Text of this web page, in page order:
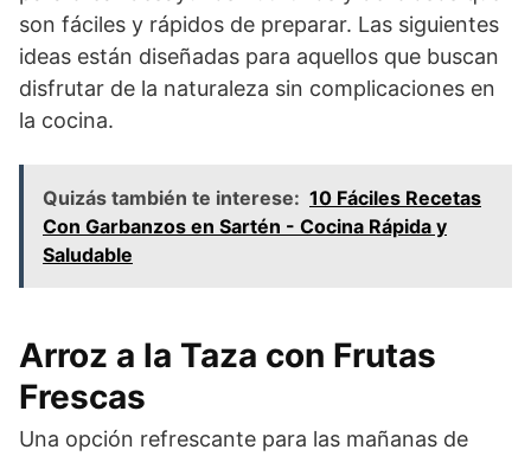
son fáciles y rápidos de preparar. Las siguientes
ideas están diseñadas para aquellos que buscan
disfrutar de la naturaleza sin complicaciones en
la cocina.
Quizás también te interese: 10 Fáciles Recetas
Con Garbanzos en Sartén - Cocina Rápida y
Saludable
Arroz a la Taza con Frutas
Frescas
Una opción refrescante para las mañanas de